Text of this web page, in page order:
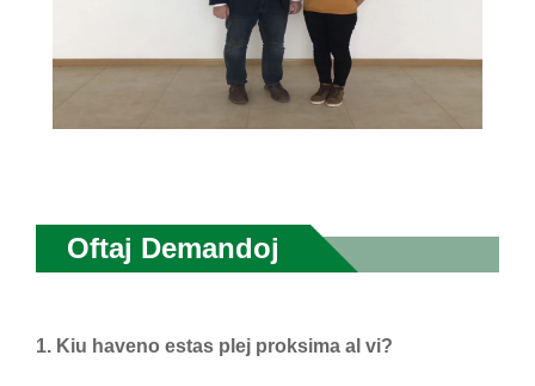
Oftaj Demandoj
1. Kiu haveno estas plej proksima al vi?